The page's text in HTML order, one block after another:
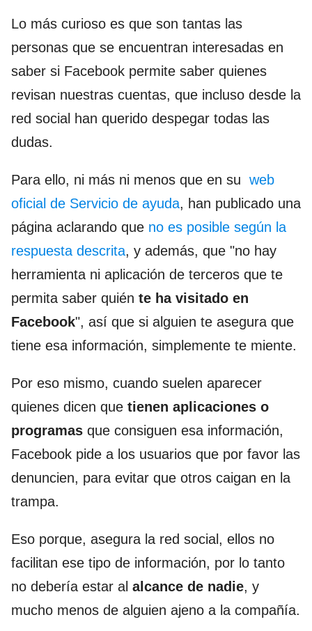
Lo más curioso es que son tantas las
personas que se encuentran interesadas en
saber si Facebook permite saber quienes
revisan nuestras cuentas, que incluso desde la
red social han querido despegar todas las
dudas.
Para ello, ni más ni menos que en su web
oficial de Servicio de ayuda, han publicado una
página aclarando que no es posible según la
respuesta descrita, y además, que "no hay
herramienta ni aplicación de terceros que te
permita saber quién te ha visitado en
Facebook", así que si alguien te asegura que
tiene esa información, simplemente te miente.
Por eso mismo, cuando suelen aparecer
quienes dicen que tienen aplicaciones o
programas que consiguen esa información,
Facebook pide a los usuarios que por favor las
denuncien, para evitar que otros caigan en la
trampa.
Eso porque, asegura la red social, ellos no
facilitan ese tipo de información, por lo tanto
no debería estar al alcance de nadie, y
mucho menos de alguien ajeno a la compañía.